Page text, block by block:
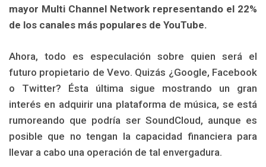
mayor Multi Channel Network representando el 22%
de los canales más populares de YouTube.
Ahora, todo es especulación sobre quien será el
futuro propietario de Vevo. Quizás ¿Google, Facebook
o Twitter? Ésta última sigue mostrando un gran
interés en adquirir una plataforma de música, se está
rumoreando que podría ser SoundCloud, aunque es
posible que no tengan la capacidad financiera para
llevar a cabo una operación de tal envergadura.